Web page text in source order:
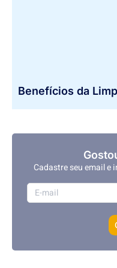
Benefícios da
Cadastre seu email e